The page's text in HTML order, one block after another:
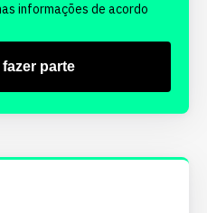
informações de acordo
parte